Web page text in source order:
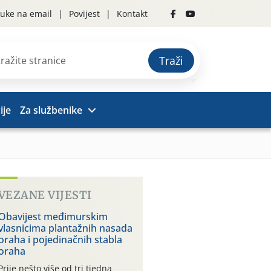
na email Povijest Kontakt
Traži
Za službenike
VIJESTI
međimurskim
plantažnih nasada
i pojedinačnih stabla
nešto više od tri tjedna